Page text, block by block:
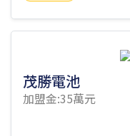
灣後，也歡迎更多認同
有優質專業團隊，網羅
專業人才，擅長於日式
茂勝電池
加盟金:35萬元